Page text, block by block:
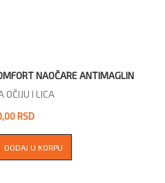
NAOČARE ANTIMAGLIN
OČIJU I LICA
RSD